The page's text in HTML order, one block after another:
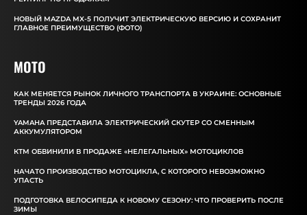
НОВЫЙ MAZDA MX-5 ПОЛУЧИТ ЭЛЕКТРИЧЕСКУЮ ВЕРСИЮ И СОХРАНИТ
ГЛАВНОЕ ПРЕИМУЩЕСТВО (ФОТО)
MOTO
КАК МЕНЯЕТСЯ РЫНОК ЛИЧНОГО ТРАНСПОРТА В УКРАИНЕ: ОСНОВНЫЕ
ТРЕНДЫ 2026 ГОДА
YAMAHA ПРЕДСТАВИЛА ЭЛЕКТРИЧЕСКИЙ СКУТЕР СО СМЕННЫМ
АККУМУЛЯТОРОМ
КТМ ОБВИНИЛИ В ПРОДАЖЕ «НЕЛЕГАЛЬНЫХ» МОТОЦИКЛОВ
НАЧАТО ПРОИЗВОДСТВО МОТОЦИКЛА, С КОТОРОГО НЕВОЗМОЖНО
УПАСТЬ
ПОДГОТОВКА ВЕЛОСИПЕДА К НОВОМУ СЕЗОНУ: ЧТО ПРОВЕРИТЬ ПОСЛЕ
ЗИМЫ